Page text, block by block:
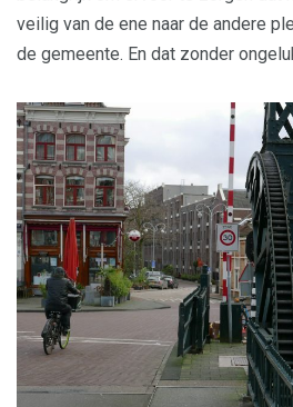
veilig van de ene naar de andere
de gemeente. En dat zonder